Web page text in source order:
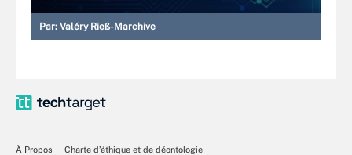
Par: Valéry Rieß-Marchive
À Propos
Charte d’éthique et de déontologie